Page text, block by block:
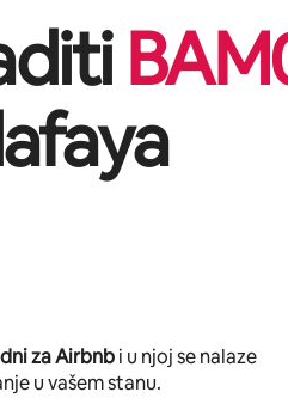
BAM
za Airbnbi u njoj se nalaze
u vašem stanu.